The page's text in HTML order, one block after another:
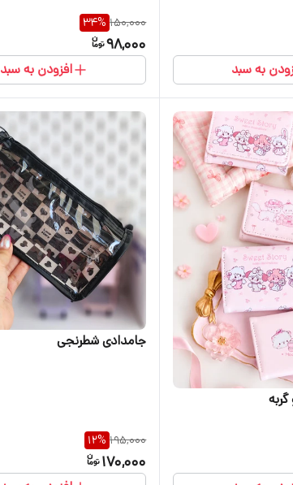
به سبد
150,000
34%
98,000
افزودن به سبد
جامدادی شطرنجی
195,000
12%
170,000